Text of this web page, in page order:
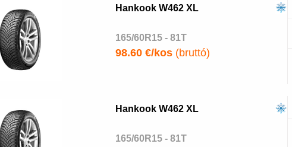
Hankook W462 XL
165/60R15 - 81T
98.60 €/kos(bruttó)
Hankook W462 XL
165/60R15 - 81T